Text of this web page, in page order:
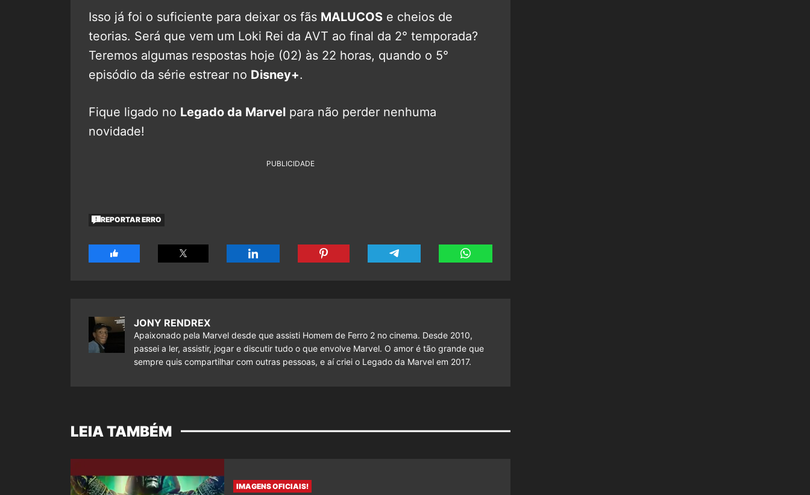
Isso já foi o suficiente para deixar os fãs MALUCOS e cheios de
teorias. Será que vem um Loki Rei da AVT ao final da 2° temporada?
Teremos algumas respostas hoje (02) às 22 horas, quando o 5°
episódio da série estrear no Disney+.
Fique ligado no Legado da Marvel para não perder nenhuma
novidade!
PUBLICIDADE
REPORTAR ERRO
JONY RENDREX
Apaixonado pela Marvel desde que assisti Homem de Ferro 2 no cinema. Desde 2010,
passei a ler, assistir, jogar e discutir tudo o que envolve Marvel. O amor é tão grande que
sempre quis compartilhar com outras pessoas, e aí criei o Legado da Marvel em 2017.
LEIA TAMBÉM
IMAGENS OFICIAIS!